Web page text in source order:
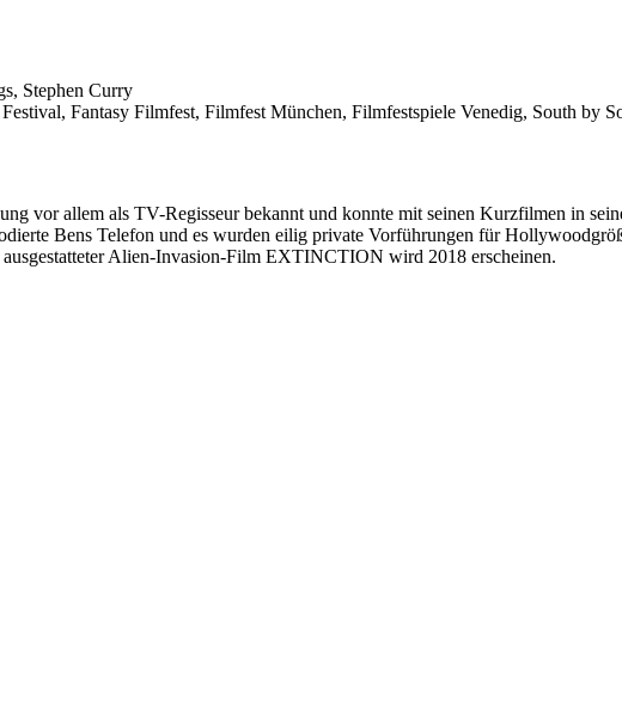
Stephen Curry
Fantasy Filmfest, Filmfest München, Filmfestspiele Venedig, South by
vor allem als TV-Regisseur bekannt und konnte mit seinen Kurzfilmen in
Bens Telefon und es wurden eilig private Vorführungen für
Alien-Invasion-Film EXTINCTION wird 2018 erscheinen.